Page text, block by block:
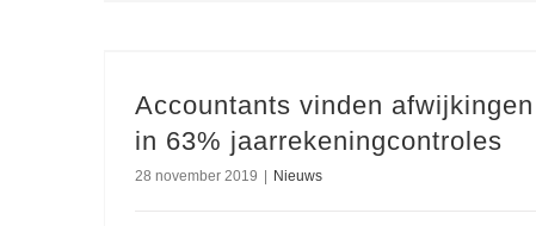
Accountants vinden afwijkingen
in 63% jaarrekeningcontroles
28 november 2019 Nieuws